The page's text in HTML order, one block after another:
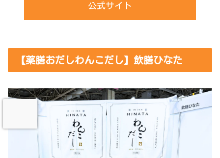
公式サイト
【薬膳おだしわんこだし】飲膳ひなた